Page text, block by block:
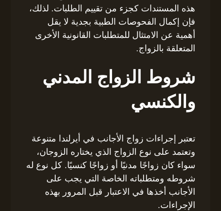
هذه المستندات كجزء من تقييم الطلبات. لذلك،
فإن إكمال الفحوصات الطبية بجدية لا يقل
أهمية عن الامتثال للمتطلبات القانونية الأخرى
المتعلقة بالزواج.
شروط الزواج المدني
والكنسي
تعتبر إجراءات زواج الأجانب في أيرلندا متنوعة
وتعتمد على نوع الزواج الذي يختاره الزوجان،
سواء كان زواجًا مدنيًا أو زواجًا كنسيًا. كل نوع له
شروطه ومتطلباته الخاصة التي يجب على
الأجانب أخذها في الاعتبار قبل المرور بهذه
الإجراءات.